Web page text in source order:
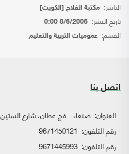
الناشر: مكتبة الفلاح [الكويت]
تاريخ النشر: 8/6/2005 0:00
القسم: عموميات التربية والتعليم
اتصل بنا
العنوان: صنعاء - فج عطان، شارع الستين
رقم التلفون: 9671450121
رقم التلفون: 9671445993